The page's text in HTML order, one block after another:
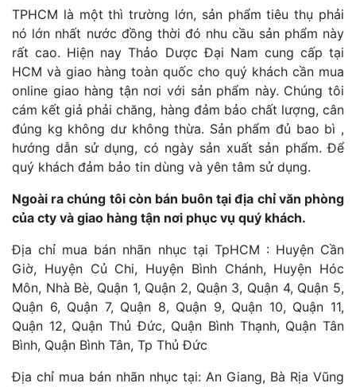
TPHCM là một thì trường lớn, sản phẩm tiêu thụ phải
nó lớn nhất nước đồng thời đó nhu cầu sản phẩm này
rất cao. Hiện nay Thảo Dược Đại Nam cung cấp tại
HCM và giao hàng toàn quốc cho quý khách cần mua
online giao hàng tận nơi với sản phẩm này. Chúng tôi
cám kết giả phải chăng, hàng đảm bảo chất lượng, cân
đúng kg không dư không thừa. Sản phẩm đủ bao bì ,
hướng dẫn sử dụng, có ngày sản xuất sản phẩm. Để
quý khách đảm bảo tin dùng và yên tâm sử dụng.
Ngoài ra chúng tôi còn bán buôn tại địa chỉ văn phòng
của cty và giao hàng tận nơi phục vụ quý khách.
Địa chỉ mua bán nhãn nhục tại TpHCM : Huyện Cần
Giờ, Huyện Củ Chi, Huyện Bình Chánh, Huyện Hóc
Môn, Nhà Bè, Quận 1, Quận 2, Quận 3, Quận 4, Quận 5,
Quận 6, Quận 7, Quận 8, Quận 9, Quận 10, Quận 11,
Quận 12, Quận Thủ Đức, Quận Bình Thạnh, Quận Tân
Bình, Quận Bình Tân, Tp Thủ Đức
Địa chỉ mua bán nhãn nhục tại: An Giang, Bà Rịa Vũng